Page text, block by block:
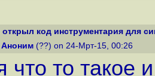
код инструментария для
Аноним (??) on 24-Мрт-15, 00:26
что то такое